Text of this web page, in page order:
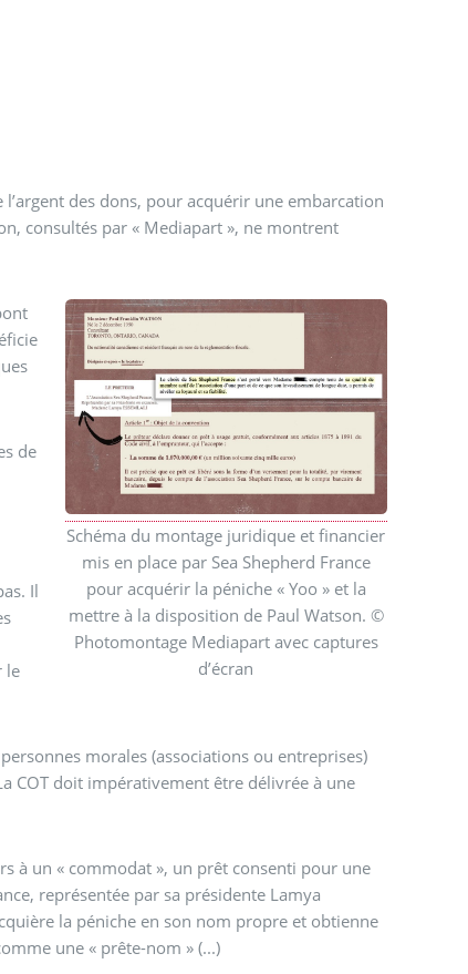
l’argent des dons, pour acquérir une embarcation
consultés par « Mediapart », ne montrent
Schéma du montage juridique et financier
mis en place par Sea Shepherd France
pour acquérir la péniche « Yoo » et la
mettre à la disposition de Paul Watson. ©
Photomontage Mediapart avec captures
d’écran
de
Il
le
morales (associations ou entreprises)
COT doit impérativement être délivrée à une
à un « commodat », un prêt consenti pour une
représentée par sa présidente Lamya
la péniche en son nom propre et obtienne
une « prête-nom » (...)